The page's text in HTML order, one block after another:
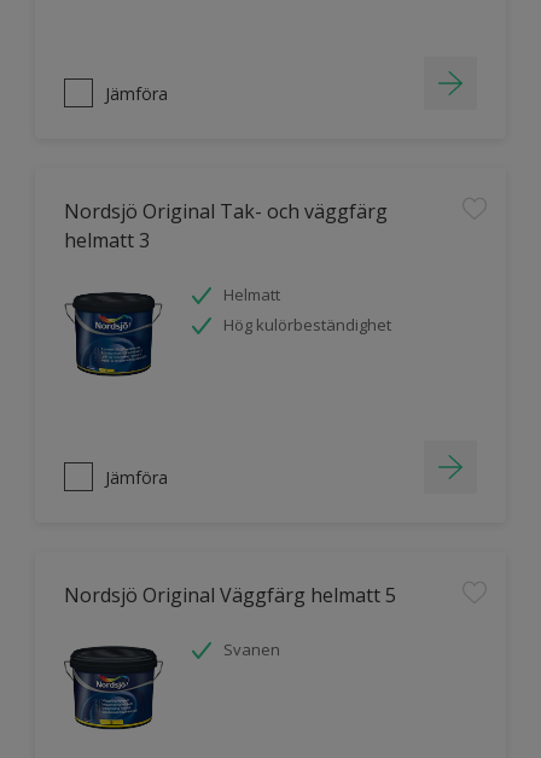
Jämföra
Nordsjö Original Tak- och väggfärg
helmatt 3
Helmatt
Hög kulörbeständighet
Jämföra
Nordsjö Original Väggfärg helmatt 5
Svanen